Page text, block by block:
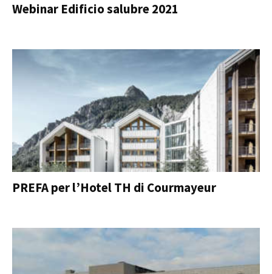
Webinar Edificio salubre 2021
PREFA per l’Hotel TH di Courmayeur